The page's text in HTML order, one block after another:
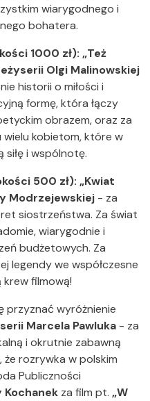
wiarygodnego i
bohatera.
1000 zł): „Też
Olgi Malinowskiej
historii o miłości i
formę, która łączy
obrazem, oraz za
wielu kobietom, które w
i wspólnotę.
500 zł): „Kwiat
Modrzejewskiej - za
siostrzeństwa. Za świat
wiarygodnie i
budżetowych. Za
legendy we współczesne
filmową!
przyznać wyróżnienie
Marcela Pawluka - za
i okrutnie zabawną
rozrywka w polskim
Publiczności
Kochanek za film pt. „W